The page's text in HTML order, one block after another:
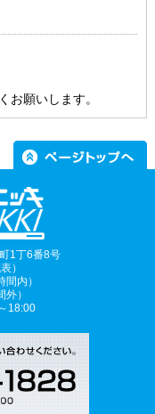
お願いします。
1丁6番8号
）
内）
）
18:00